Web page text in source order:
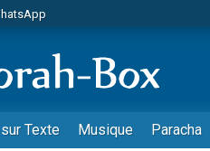
Journée de Vacances Pour les Enfants
Texte Musique Paracha